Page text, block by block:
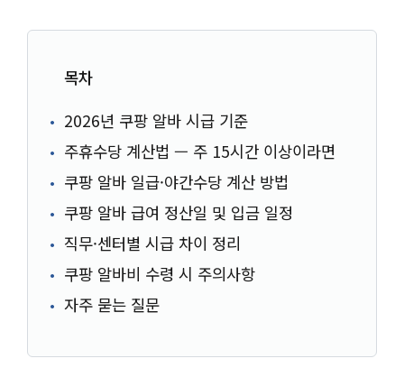
목차
2026년 쿠팡 알바 시급 기준
주휴수당 계산법 — 주 15시간 이상이라면
쿠팡 알바 일급·야간수당 계산 방법
쿠팡 알바 급여 정산일 및 입금 일정
직무·센터별 시급 차이 정리
쿠팡 알바비 수령 시 주의사항
자주 묻는 질문